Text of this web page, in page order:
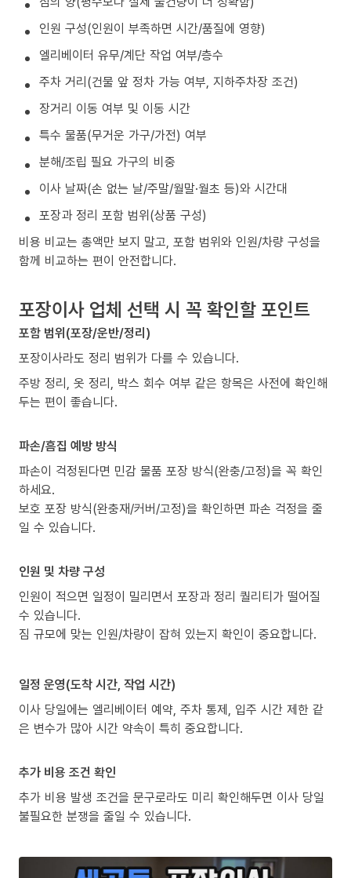
인원 구성(인원이 부족하면 시간/품질에 영향)
엘리베이터 유무/계단 작업 여부/층수
주차 거리(건물 앞 정차 가능 여부, 지하주차장 조건)
장거리 이동 여부 및 이동 시간
특수 물품(무거운 가구/가전) 여부
분해/조립 필요 가구의 비중
이사 날짜(손 없는 날/주말/월말·월초 등)와 시간대
포장과 정리 포함 범위(상품 구성)
비용 비교는 총액만 보지 말고, 포함 범위와 인원/차량 구성을
함께 비교하는 편이 안전합니다.
포장이사 업체 선택 시 꼭 확인할 포인트
포함 범위(포장/운반/정리)
포장이사라도 정리 범위가 다를 수 있습니다.
주방 정리, 옷 정리, 박스 회수 여부 같은 항목은 사전에 확인해
두는 편이 좋습니다.
파손/흠집 예방 방식
파손이 걱정된다면 민감 물품 포장 방식(완충/고정)을 꼭 확인
하세요.
보호 포장 방식(완충재/커버/고정)을 확인하면 파손 걱정을 줄
일 수 있습니다.
인원 및 차량 구성
인원이 적으면 일정이 밀리면서 포장과 정리 퀄리티가 떨어질
수 있습니다.
짐 규모에 맞는 인원/차량이 잡혀 있는지 확인이 중요합니다.
일정 운영(도착 시간, 작업 시간)
이사 당일에는 엘리베이터 예약, 주차 통제, 입주 시간 제한 같
은 변수가 많아 시간 약속이 특히 중요합니다.
추가 비용 조건 확인
추가 비용 발생 조건을 문구로라도 미리 확인해두면 이사 당일
불필요한 분쟁을 줄일 수 있습니다.